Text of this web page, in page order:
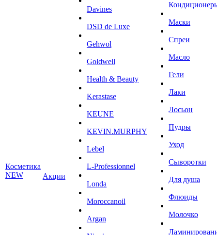
Косметика
NEW
Акции
Davines
DSD de Luxe
Gehwol
Goldwell
Health & Beauty
Kerastase
KEUNE
KEVIN.MURPHY
Lebel
L-Professionnel
Londa
Moroccanoil
Argan
Маски
Спреи
Масло
Гели
Лаки
Лосьон
Пудры
Уход
Сыворотки
Для душа
Флюиды
Молочко